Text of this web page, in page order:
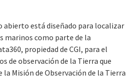
abierto está diseñado para localizar
marinos como parte de la
propiedad de CGI, para el
de observación de la Tierra que
la Misión de Observación de la Tierra